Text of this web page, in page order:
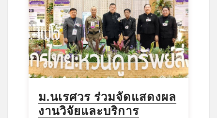
ม.นเรศวร ร่วมจัดแสดงผล
งานวิจัยและบริการ